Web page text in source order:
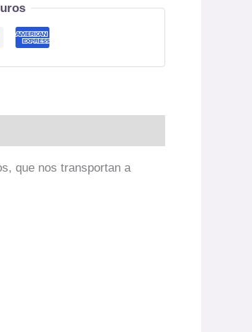
que nos transportan a